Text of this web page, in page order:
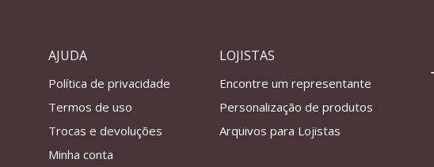
AJUDA
Política de privacidade
Termos de uso
Trocas e devoluções
Minha conta
LOJISTAS
Encontre um representante
Personalização de produtos
Arquivos para Lojistas